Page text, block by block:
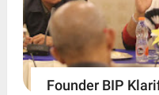
Founder BIP